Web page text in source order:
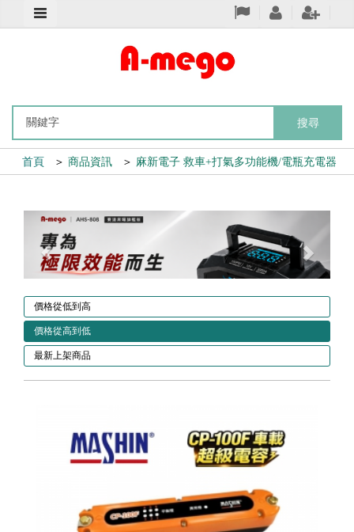
搜尋
首頁 ＞ 商品資訊 ＞ 麻新電子 救車+打氣多功能機/電瓶充電器
Previous
價格從低到高
價格從高到低
最新上架商品